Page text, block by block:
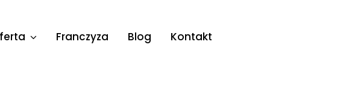
Franczyza Blog Kontakt